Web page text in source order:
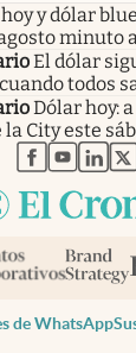
y dólar
minuto
El dólar
todos
Dólar hoy:
City este
abre en
abre
de WhatsApp